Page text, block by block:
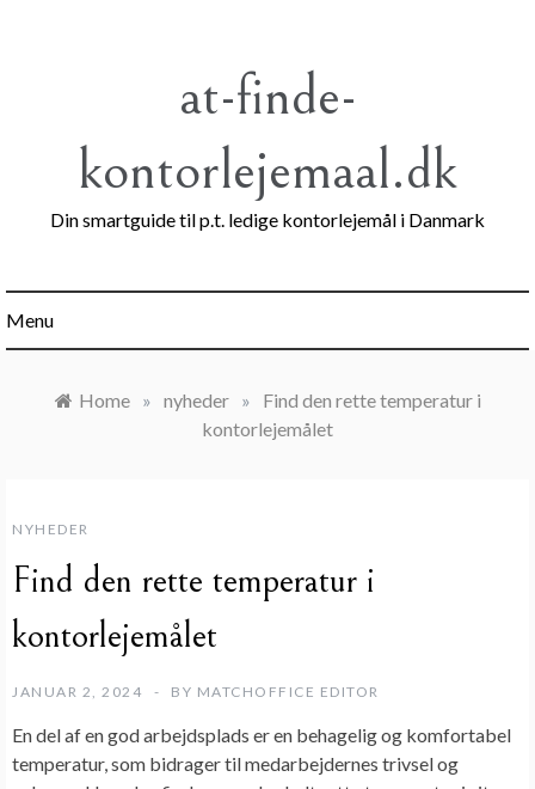
at-finde-
kontorlejemaal.dk
Din smartguide til p.t. ledige kontorlejemål i Danmark
Menu
Home » nyheder »
Find den rette temperatur i
kontorlejemålet
NYHEDER
Find den rette temperatur i
kontorlejemålet
JANUAR 2, 2024 BY MATCHOFFICE EDITOR
En del af en god arbejdsplads er en behagelig og komfortabel
temperatur, som bidrager til medarbejdernes trivsel og